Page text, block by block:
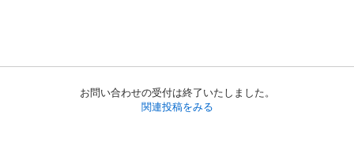
お問い合わせの受付は終了いたしました。
関連投稿をみる